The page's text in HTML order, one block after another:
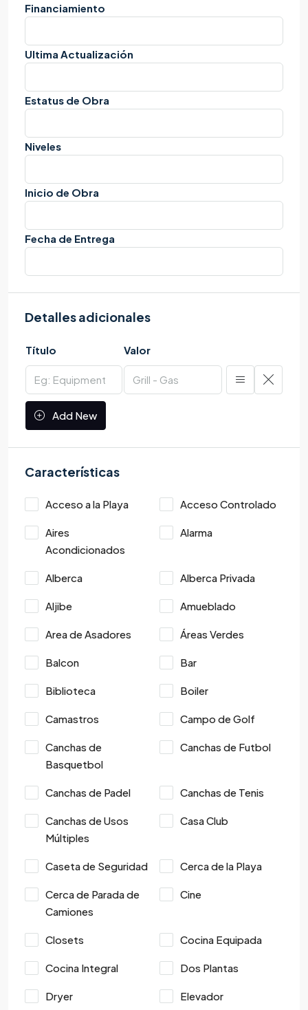
Financiamiento
Ultima Actualización
Estatus de Obra
Niveles
Inicio de Obra
Fecha de Entrega
Detalles adicionales
Título Valor
Add New
Características
Acceso a la Playa Acceso Controlado
Aires
Acondicionados
Alarma
Alberca Alberca Privada
Aljibe Amueblado
Area de Asadores Áreas Verdes
Balcon Bar
Biblioteca Boiler
Camastros Campo de Golf
Canchas de
Basquetbol
Canchas de Futbol
Canchas de Padel Canchas de Tenis
Canchas de Usos
Múltiples
Casa Club
Caseta de Seguridad Cerca de la Playa
Cerca de Parada de
Camiones
Cine
Closets Cocina Equipada
Cocina Integral Dos Plantas
Dryer Elevador